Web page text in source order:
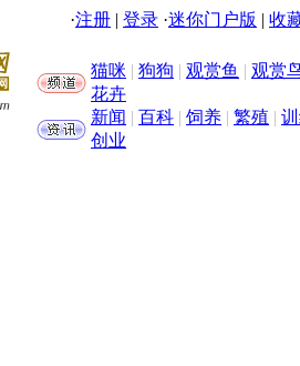
·注册 | 登录 ·迷你门户版 | 收
猫咪 | 狗狗 | 观赏鱼 | 观赏
花卉
新闻 | 百科 | 饲养 | 繁殖 |
创业